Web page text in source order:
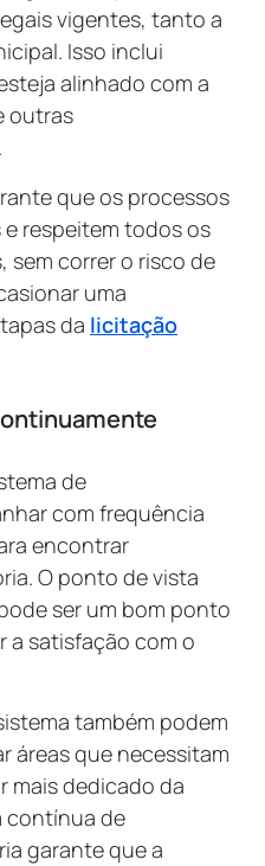
vigentes, tanto a
Isso inclui
alinhado com a
outras
que os processos
respeitem todos os
sem correr o risco de
uma
da licitação
de
com frequência
encontrar
O ponto de vista
ser um bom ponto
a satisfação com o
também podem
áreas que necessitam
mais dedicado da
contínua de
garante que a